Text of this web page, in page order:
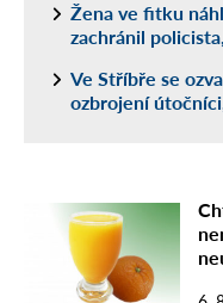
Žena ve fitku
zachránil
Ve Stříbře se
ozbrojení